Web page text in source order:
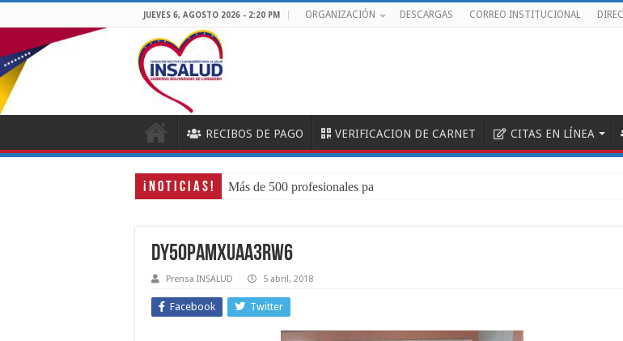
JUEVES 6, AGOSTO 2026 - 2:20 PM ORGANIZACIÓN DESCARGAS CORREO INSTITUCIONAL
RECIBOS DE PAGO VERIFICACION DE CARNET CITAS EN LÍNEA
¡ N O T I C I A S ! Más de 500 profesionales participaron
DY50PaMXUAA3RW6
Prensa INSALUD 5 abril, 2018
Facebook Twitter